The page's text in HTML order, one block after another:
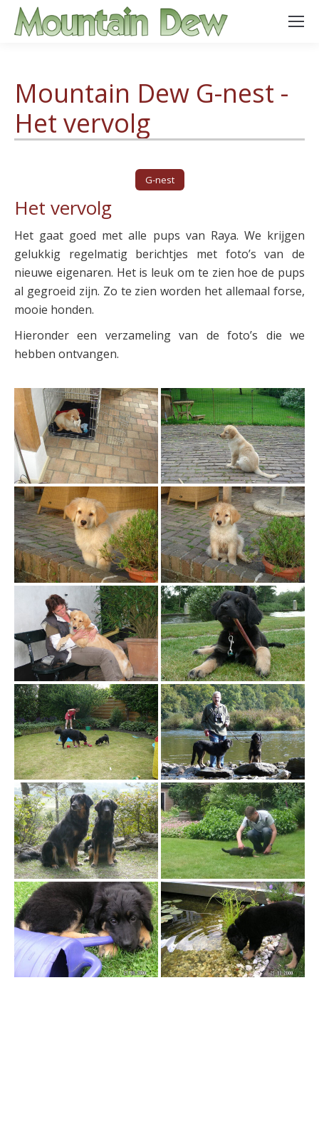
Mountain Dew G-nest -
Het vervolg
G-nest
Het vervolg
Het gaat goed met alle pups van Raya. We krijgen
gelukkig regelmatig berichtjes met foto’s van de
nieuwe eigenaren. Het is leuk om te zien hoe de pups
al gegroeid zijn. Zo te zien worden het allemaal forse,
mooie honden.
Hieronder een verzameling van de foto’s die we
hebben ontvangen.